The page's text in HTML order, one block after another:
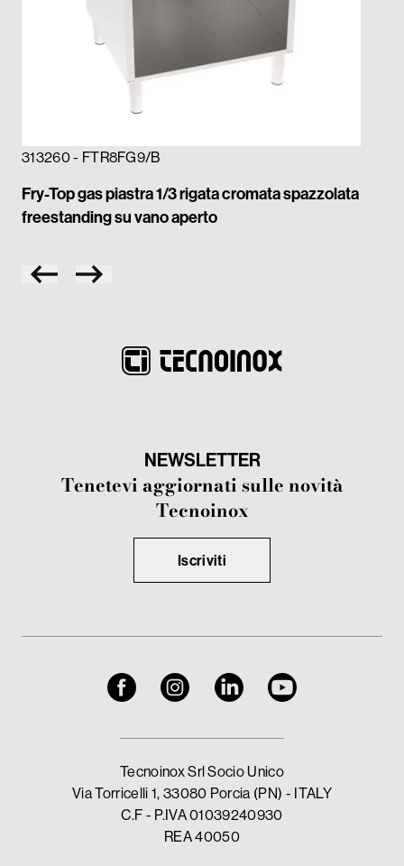
313260 - FTR8FG9/B
Fry-Top gas piastra 1/3 rigata cromata spazzolata
freestanding su vano aperto
NEWSLETTER
Tenetevi aggiornati sulle novità
Tecnoinox
Iscriviti
Tecnoinox Srl Socio Unico
Via Torricelli 1, 33080 Porcia (PN) - ITALY
C.F - P.IVA 01039240930
REA 40050